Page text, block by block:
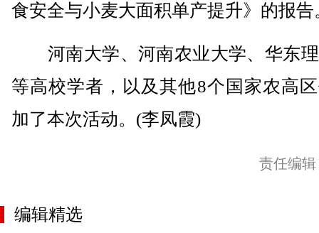
食安全与小麦大面积单产提升》的报告
河南大学、河南农业大学、华东
等高校学者，以及其他8个国家农高
加了本次活动。(李凤霞)
责任编
编辑精选